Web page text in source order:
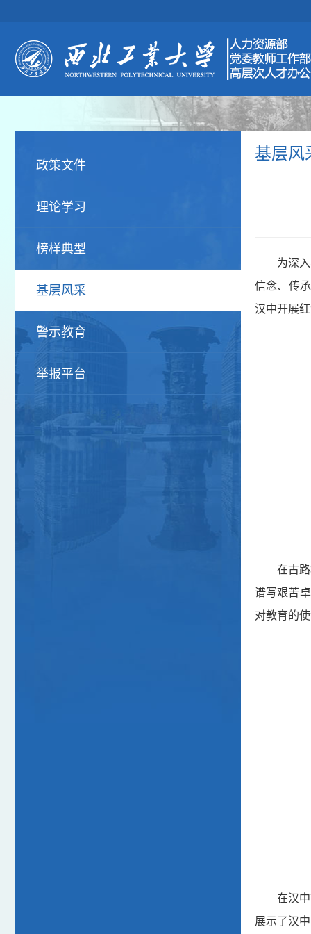
政策文件
理论学习
榜样典型
基层风采
警示教育
举报平台
基层风
为深
信念、传
汉中开展
在古
谱写艰苦
对教育的
在汉
展示了汉